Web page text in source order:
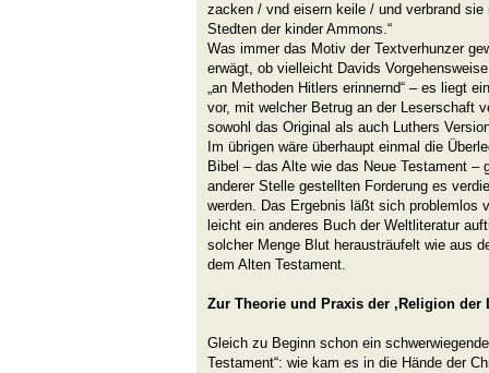
zacken / vnd eisern keile / und verbrand
Stedten der kinder Ammons.“
Was immer das Motiv der Textverhunzer
erwägt, ob vielleicht Davids
„an Methoden Hitlers erinnernd“ – es liegt
vor, mit welcher Betrug an der Leserschaft
sowohl das Original als auch Luthers
Im übrigen wäre überhaupt einmal die
Bibel – das Alte wie das Neue Testament –
anderer Stelle gestellten Forderung es
werden. Das Ergebnis läßt sich problemlos
leicht ein anderes Buch der Weltliteratur
solcher Menge Blut herausträufelt wie aus
dem Alten Testament.
Zur Theorie und Praxis der ‚Religion der
Gleich zu Beginn schon ein
Testament“: wie kam es in die Hände der